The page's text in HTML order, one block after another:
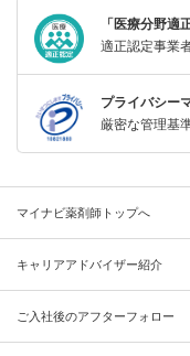
「医療分野適
適正認定事業
プライバシー
厳密な管理基
マイナビ薬剤師トップへ
キャリアアドバイザー紹介
ご入社後のアフターフォロー